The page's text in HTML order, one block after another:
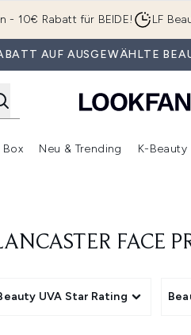
Zum
- 10€ Rabatt für BEIDE! LF
AUF AUSGEWÄHLTE
Untermenü Anmelden (Geschenke)Untermenü Anmelden (Marken)
Box
Untermenü
Neu & Trending K-Beauty
FACE
UVA Star Rating